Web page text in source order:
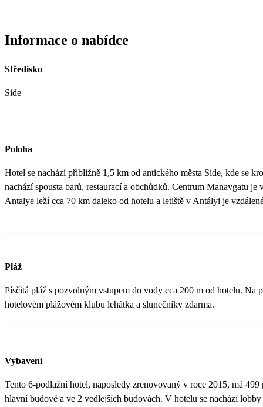
Informace o nabídce
Středisko
Side
Poloha
Hotel se nachází přibližně 1,5 km od antického města Side, kde se
nachází spousta barů, restaurací a obchůdků. Centrum Manavgatu je
Antalye leží cca 70 km daleko od hotelu a letiště v Antályi je
Pláž
Písčitá pláž s pozvolným vstupem do vody cca 200 m od hotelu. Na
hotelovém plážovém klubu lehátka a slunečníky zdarma.
Vybavení
Tento 6-podlažní hotel, naposledy zrenovovaný v roce 2015, má 499
hlavní budově a ve 2 vedlejších budovách. V hotelu se nachází